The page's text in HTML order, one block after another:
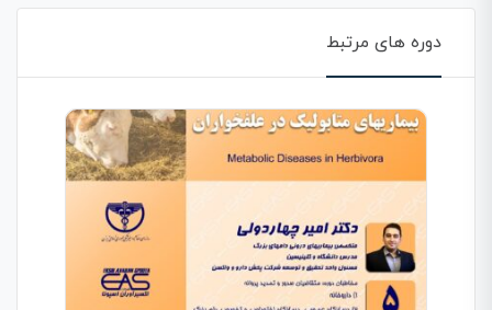
دوره های مرتبط